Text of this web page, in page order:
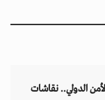
الدولي.. نقاشات